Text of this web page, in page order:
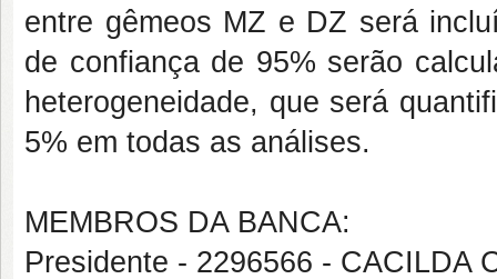
entre gêmeos MZ e DZ será
de confiança de 95% serão
heterogeneidade, que será
5% em todas as análises.
MEMBROS DA BANCA:
Presidente - 2296566 - CACILDA